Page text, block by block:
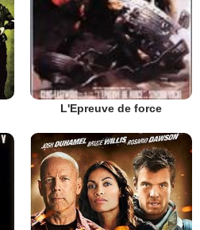
L'Epreuve de force